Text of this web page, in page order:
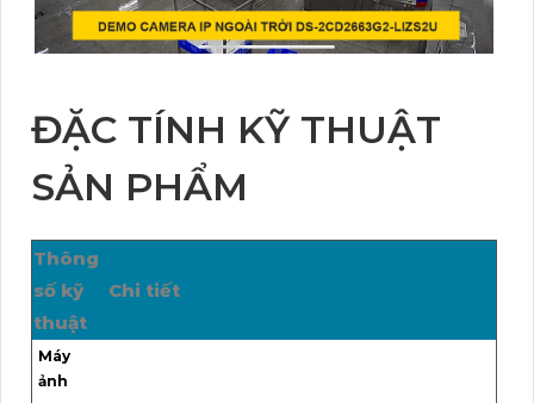
ĐẶC TÍNH KỸ THUẬT
SẢN PHẨM
Thông
số kỹ
thuật
Chi tiết
Máy
ảnh